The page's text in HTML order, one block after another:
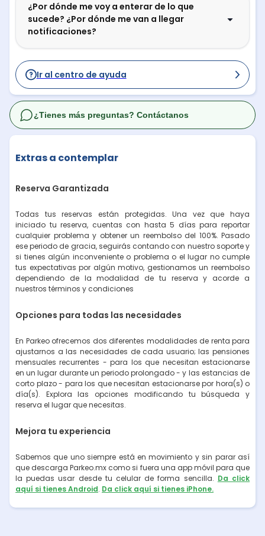
¿Por dónde me voy a enterar de lo que
sucede? ¿Por dónde me van a llegar
notificaciones?
Ir al centro de ayuda
Extras a contemplar
Reserva Garantizada
Todas tus reservas están protegidas. Una vez que haya
iniciado tu reserva, cuentas con hasta 5 días para reportar
cualquier problema y obtener un reembolso del 100%. Pasado
ese periodo de gracia, seguirás contando con nuestro soporte y
si tienes algún inconveniente o problema o el lugar no cumple
tus expectativas por algún motivo, gestionamos un reembolso
dependiendo de la modalidad de tu reserva y acorde a
nuestros términos y condiciones
Opciones para todas las necesidades
En Parkeo ofrecemos dos diferentes modalidades de renta para
ajustarnos a las necesidades de cada usuario; las pensiones
mensuales recurrentes - para los que necesitan estacionarse
en un lugar durante un periodo prolongado - y las estancias de
corto plazo - para los que necesitan estacionarse por hora(s) o
día(s). Explora las opciones modificando tu búsqueda y
reserva el lugar que necesitas.
Mejora tu experiencia
Sabemos que uno siempre está en movimiento y sin parar así
que descarga Parkeo.mx como si fuera una app móvil para que
la puedas usar desde tu celular de forma sencilla. Da click
aquí si tienes Android. Da click aquí si tienes iPhone.
¿Tienes más preguntas? Contáctanos